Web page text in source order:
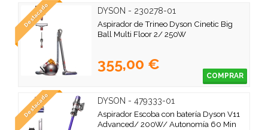
Destacado
DYSON - 230278-01
Aspirador de Trineo Dyson Cinetic Big
Ball Multi Floor 2/ 250W
355,00 €
COMPRAR
Destacado
DYSON - 479333-01
Aspirador Escoba con batería Dyson V11
Advanced/ 200W/ Autonomía 60 Min